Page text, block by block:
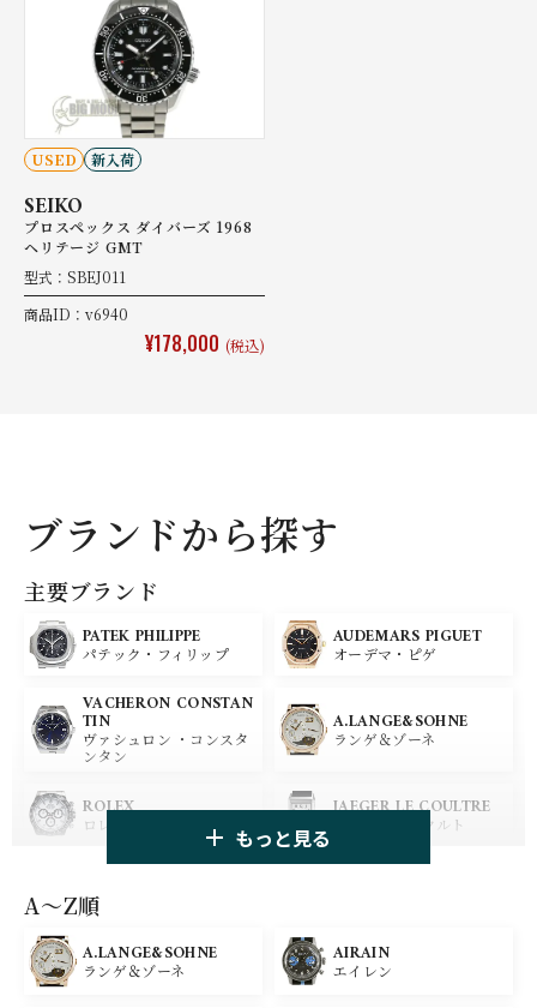
USED 新入荷
SEIKO
プロスペックス ダイバーズ 1968
ヘリテージ GMT
型式：SBEJ011
商品ID：v6940
¥178,000 (税込)
ブランドから探す
主要ブランド
PATEK PHILIPPE
パテック・フィリップ
AUDEMARS PIGUET
オーデマ・ピゲ
VACHERON CONSTAN
TIN
ヴァシュロン ・コンスタ
ンタン
A.LANGE&SOHNE
ランゲ＆ゾーネ
ROLEX
ロレックス
JAEGER LE COULTRE
ジャガー・ルクルト
パネライ
OMEGA
オメガ
BREGUET
ブレゲ
もっと見る
A〜Z順
A.LANGE&SOHNE
ランゲ＆ゾーネ
AIRAIN
エイレン